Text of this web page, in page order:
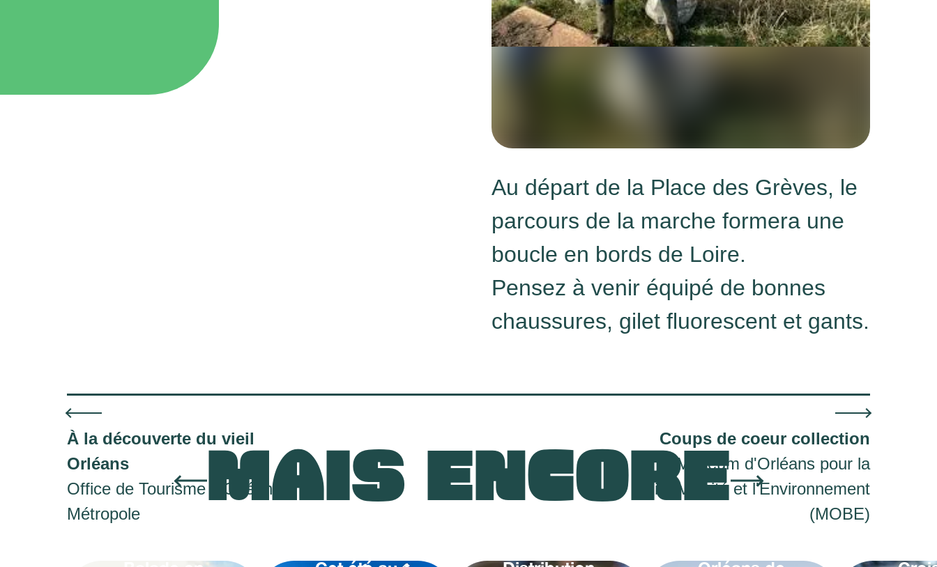
Au départ de la Place des Grèves, le
parcours de la marche formera une
boucle en bords de Loire.
Pensez à venir équipé de bonnes
chaussures, gilet fluorescent et gants.
À la découverte du vieil
Orléans
Office de Tourisme d'Orléans
Métropole
Coups de coeur collection
Muséum d'Orléans pour la
Biodiversité et l'Environnement
(MOBE)
MAIS ENCORE